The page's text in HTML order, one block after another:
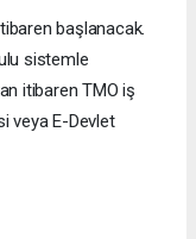
başlanacak.
sistemle
itibaren TMO iş
veya E-Devlet